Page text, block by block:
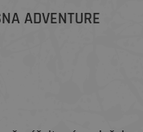
ADVENTURE